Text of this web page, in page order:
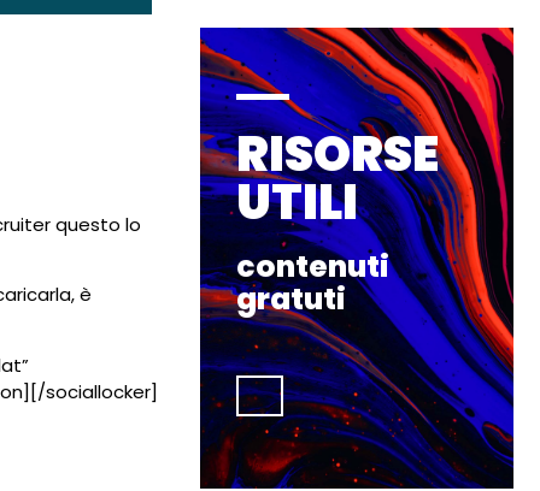
questo lo
è
sociallocker]
RISORSE
UTILI
contenuti
gratuti